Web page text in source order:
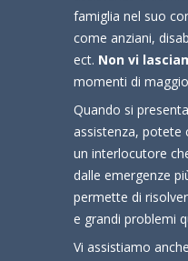
famiglia nel suo
come anziani,
ect. Non vi
momenti di
Quando si
assistenza, potete
un interlocutore
dalle emergenze
permette di
e grandi problemi
Vi assistiamo